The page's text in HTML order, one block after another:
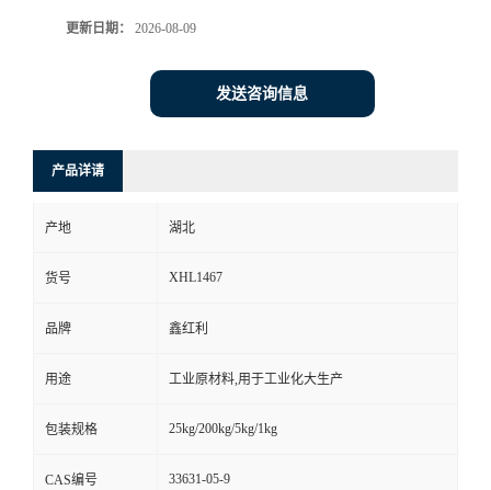
更新日期： 2026-08-09
发送咨询信息
产品详请
产地 湖北
货号 XHL1467
品牌 鑫红利
用途 工业原材料,用于工业化大生产
包装规格 25kg/200kg/5kg/1kg
CAS编号 33631-05-9